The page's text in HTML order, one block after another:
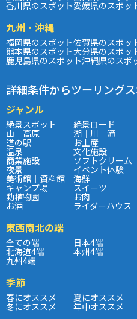
香川県のスポット愛媛県のスポッ
九州・沖縄
福岡県のスポット佐賀県のスポッ
熊本県のスポット大分県のスポッ
鹿児島県のスポット沖縄県のスポ
詳細条件からツーリング
ジャンル
絶景スポット 絶景ロード
山｜高原 湖｜川｜滝
道の駅 お土産
温泉 文化施設
商業施設 ソフトクリーム
夜景 イベント体験
美術館｜資料館 海鮮
キャンプ場 スイーツ
動植物園 お肉
お酒 ライダーハウス
東西南北の端
全ての端 日本4端
北海道4端 本州4端
九州4端
季節
春にオススメ 夏にオススメ
冬にオススメ 年中オススメ